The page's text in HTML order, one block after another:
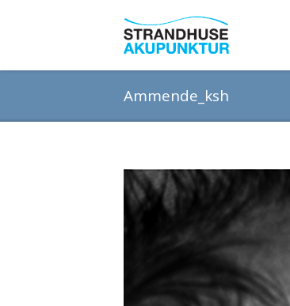
Ammende_ksh